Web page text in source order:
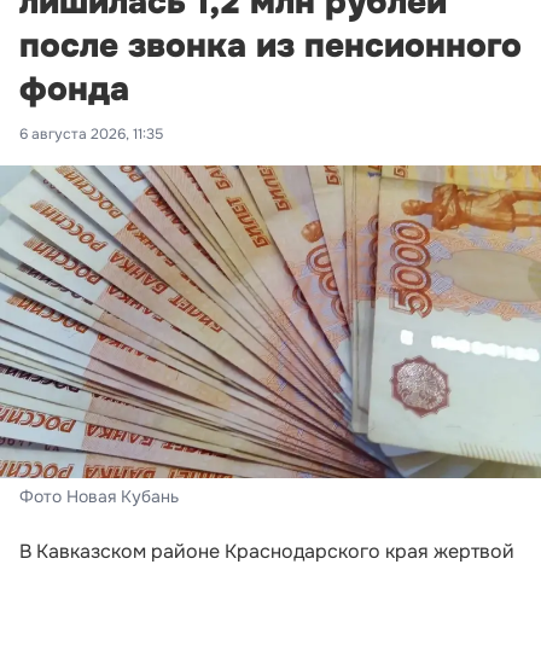
после звонка из пенсионного
фонда
6 августа 2026, 11:35
Фото Новая Кубань
В Кавказском районе Краснодарского края жертвой